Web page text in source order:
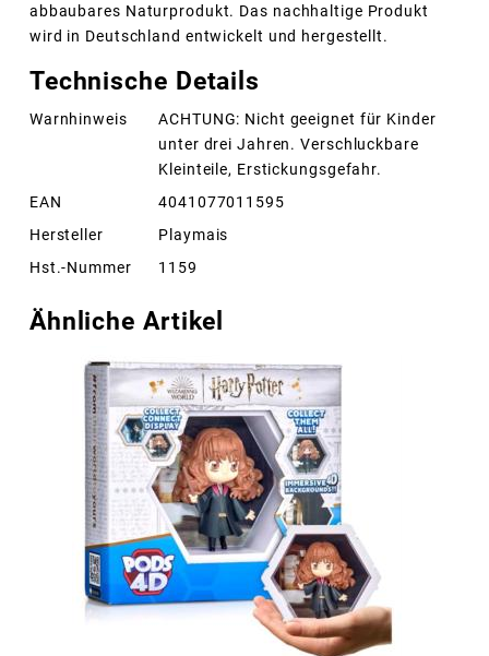
abbaubares Naturprodukt. Das nachhaltige Produkt
wird in Deutschland entwickelt und hergestellt.
Technische Details
Warnhinweis
ACHTUNG: Nicht geeignet für Kinder
unter drei Jahren. Verschluckbare
Kleinteile, Erstickungsgefahr.
EAN
4041077011595
Hersteller
Playmais
Hst.-Nummer
1159
Ähnliche Artikel